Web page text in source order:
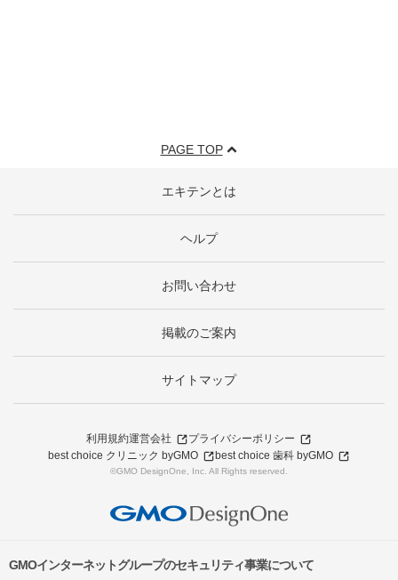
PAGE TOP
エキテンとは
ヘルプ
お問い合わせ
掲載のご案内
サイトマップ
利用規約運営会社
プライバシーポリシー
best choice クリニック byGMO
best choice 歯科 byGMO
©GMO DesignOne, Inc. All Rights reserved.
GMOインターネットグループのセキュリティ事業について